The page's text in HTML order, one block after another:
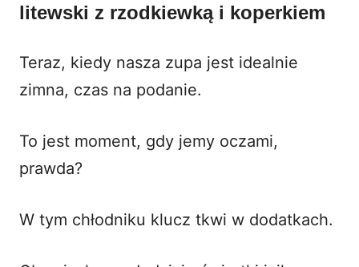
litewski z rzodkiewką i koperkiem
Teraz, kiedy nasza zupa jest idealnie
zimna, czas na podanie.
To jest moment, gdy jemy oczami,
prawda?
W tym chłodniku klucz tkwi w dodatkach.